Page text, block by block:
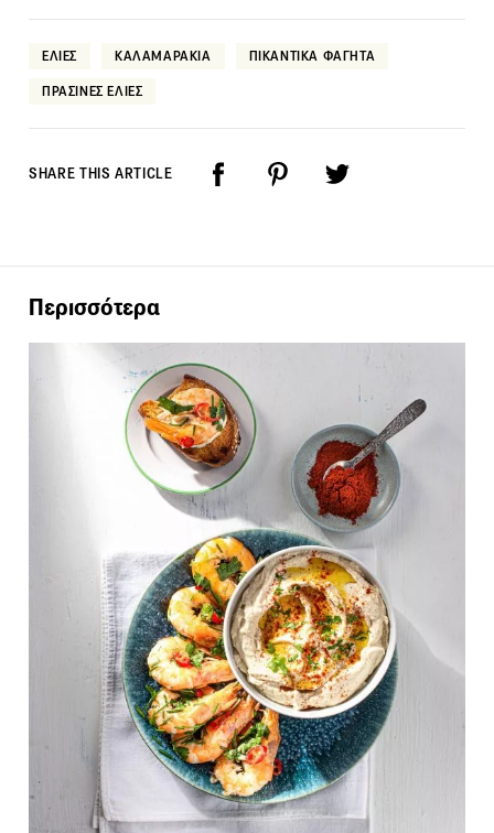
ΕΛΙΕΣ ΚΑΛΑΜΑΡΑΚΙΑ ΠΙΚΑΝΤΙΚΑ ΦΑΓΗΤΑ
ΠΡΑΣΙΝΕΣ ΕΛΙΕΣ
SHARE THIS ARTICLE
Περισσότερα